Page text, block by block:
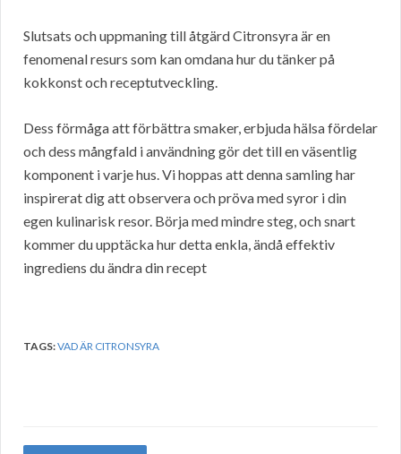
Slutsats och uppmaning till åtgärd Citronsyra är en
fenomenal resurs som kan omdana hur du tänker på
kokkonst och receptutveckling.
Dess förmåga att förbättra smaker, erbjuda hälsa fördelar
och dess mångfald i användning gör det till en väsentlig
komponent i varje hus. Vi hoppas att denna samling har
inspirerat dig att observera och pröva med syror i din
egen kulinarisk resor. Börja med mindre steg, och snart
kommer du upptäcka hur detta enkla, ändå effektiv
ingrediens du ändra din recept
TAGS:VAD ÄR CITRONSYRA